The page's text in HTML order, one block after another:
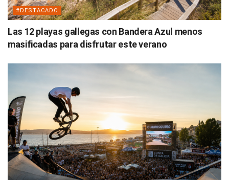
#DESTACADO
Las 12 playas gallegas con Bandera Azul menos
masificadas para disfrutar este verano